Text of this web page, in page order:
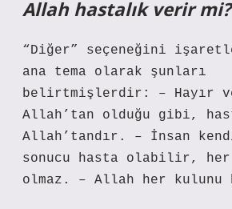
Allah hastalık verir mi?
“Diğer” seçeneğini
ana tema olarak şunları
belirtmişlerdir: – Hayır
Allah’tan olduğu gibi,
Allah’tandır. – İnsan
sonucu hasta olabilir, her
olmaz. – Allah her kulunu